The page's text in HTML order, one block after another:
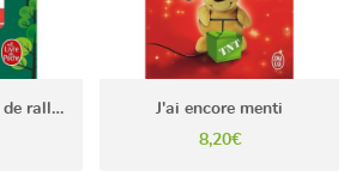
Il est grand temps de rallumer les étoiles
J'ai encore menti
8,20€